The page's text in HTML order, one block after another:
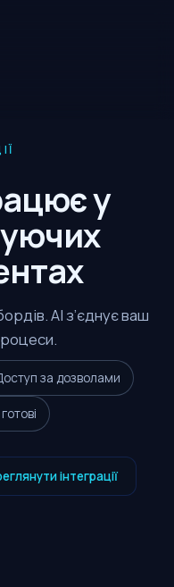
у
AI з’єднує ваш
за дозволами
інтеграції